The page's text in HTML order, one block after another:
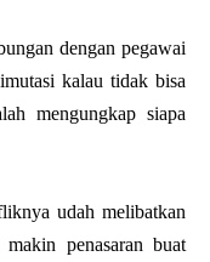
dengan pegawai
kalau tidak bisa
mengungkap siapa
udah melibatkan
penasaran buat